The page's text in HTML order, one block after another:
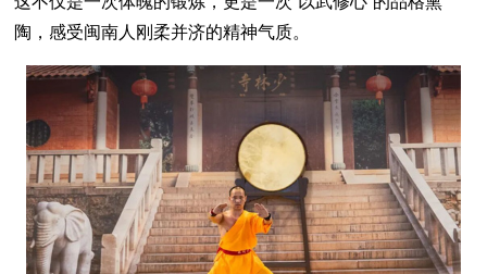
陶，感受闽南人刚柔并济的精神气质。